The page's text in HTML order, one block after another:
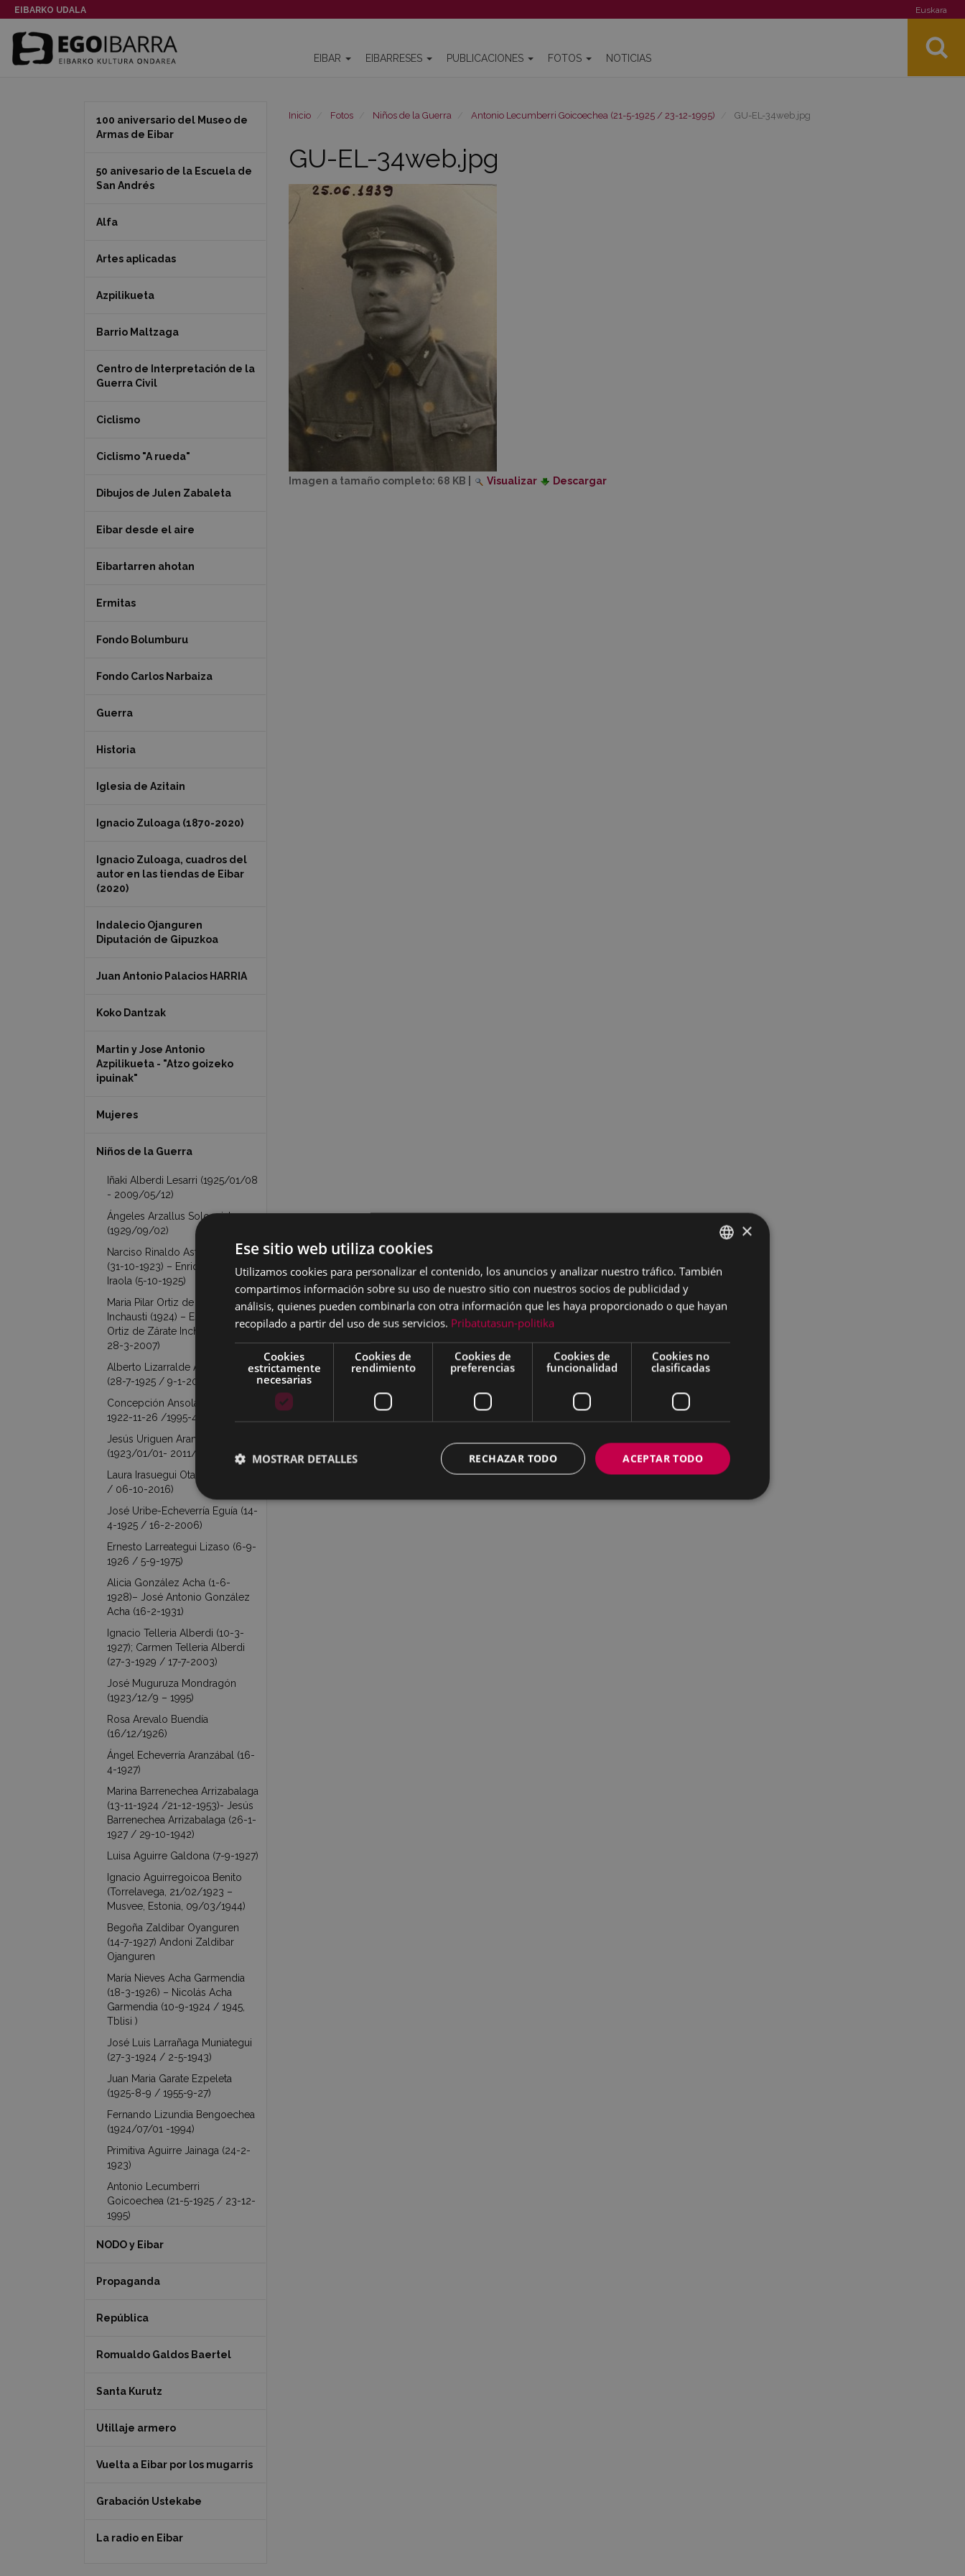
EIBARKO UDALA Euskara
EIBAR EIBARRESES PUBLICACIONES FOTOS NOTICIAS
Inicio Fotos Niños de la Guerra Antonio Lecumberri Goicoechea (21-5-1925 / 23-12-1995) GU-EL-34web.jpg
GU-EL-34web.jpg
Imagen a tamaño completo: 68 KB Visualizar Descargar
100 aniversario del Museo de
Armas de Eibar
50 anivesario de la Escuela de
San Andrés
Alfa
Artes aplicadas
Azpilikueta
Barrio Maltzaga
Centro de Interpretación de la
Guerra Civil
Ciclismo
Ciclismo "A rueda"
Dibujos de Julen Zabaleta
Eibar desde el aire
Eibartarren ahotan
Ermitas
Fondo Bolumburu
Fondo Carlos Narbaiza
Guerra
Historia
Iglesia de Azitain
Ignacio Zuloaga (1870-2020)
Ignacio Zuloaga, cuadros del
autor en las tiendas de Eibar
(2020)
Indalecio Ojanguren
Diputación de Gipuzkoa
Juan Antonio Palacios HARRIA
Koko Dantzak
Martin y Jose Antonio
Azpilikueta - "Atzo goizeko
ipuinak"
Mujeres
Niños de la Guerra
Iñaki Alberdi Lesarri (1925/01/08
- 2009/05/12)
Ángeles Arzallus Sologaistua
(1929/09/02)
Narciso Rinaldo Astarloa Iraola
(31-10-1923) – Enrique Astarloa
Iraola (5-10-1925)
Maria Pilar Ortiz de Zárate
Inchausti (1924) – Esperanza
Ortiz de Zárate Inchausti (1927 /
28-3-2007)
Alberto Lizarralde Arechavaleta
(28-7-1925 / 9-1-2011)
Concepción Ansola Ocamica (
1922-11-26 /1995-4-3 )
Jesús Uriguen Aranzabal
(1923/01/01- 2011/05/25)
Laura Irasuegui Otal (26-11-1923
/ 06-10-2016)
José Uribe-Echeverría Eguía (14-
4-1925 / 16-2-2006)
Ernesto Larreategui Lizaso (6-9-
1926 / 5-9-1975)
Alicia González Acha (1-6-
1928)– José Antonio González
Acha (16-2-1931)
Ignacio Telleria Alberdi (10-3-
1927); Carmen Telleria Alberdi
(27-3-1929 / 17-7-2003)
José Muguruza Mondragón
(1923/12/9 – 1995)
Rosa Arevalo Buendía
(16/12/1926)
Ángel Echeverría Aranzábal (16-
4-1927)
Marina Barrenechea Arrizabalaga
(13-11-1924 /21-12-1953)- Jesús
Barrenechea Arrizabalaga (26-1-
1927 / 29-10-1942)
Luisa Aguirre Galdona (7-9-1927)
Ignacio Aguirregoicoa Benito
(Torrelavega, 21/02/1923 –
Musvee, Estonia, 09/03/1944)
Begoña Zaldibar Oyanguren
(14-7-1927) Andoni Zaldibar
Ojanguren
María Nieves Acha Garmendia
(18-3-1926) – Nicolás Acha
Garmendia (10-9-1924 / 1945,
Tblisi )
José Luis Larrañaga Muniategui
(27-3-1924 / 2-5-1943)
Juan Maria Garate Ezpeleta
(1925-8-9 / 1955-9-27)
Fernando Lizundia Bengoechea
(1924/07/01 -1994)
Primitiva Aguirre Jainaga (24-2-
1923)
Antonio Lecumberri
Goicoechea (21-5-1925 / 23-12-
1995)
NODO y Eibar
Propaganda
República
Romualdo Galdos Baertel
Santa Kurutz
Utillaje armero
Vuelta a Eibar por los mugarris
Grabación Ustekabe
La radio en Eibar
BASQUE
×
Ese sitio web utiliza cookies
Utilizamos cookies para personalizar el contenido, los anuncios y analizar nuestro tráfico. También
compartimos información sobre su uso de nuestro sitio con nuestros socios de publicidad y
análisis, quienes pueden combinarla con otra información que les haya proporcionado o que hayan
recopilado a partir del uso de sus servicios. Pribatutasun-politika
Cookies
estrictamente
necesarias
Cookies de
rendimiento
Cookies de
preferencias
Cookies de
funcionalidad
Cookies no
clasificadas
ACEPTAR TODO
RECHAZAR TODO
MOSTRAR DETALLES